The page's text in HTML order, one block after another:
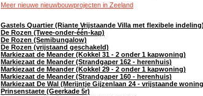
Meer nieuwe nieuwbouwprojecten in Zeeland
Gastels Quartier (Riante Vrijstaande Villa met flexibele indeling)
De Rozen (Twee-onder-één-kap)
De Rozen (Semibungalow)
De Rozen (vrijstaand geschakeld)
Markiezaat de Meander (Kokkel 31 - 2 onder 1 kapwoning)
Markiezaat de Meander (Strandgaper 162 - herenhuis)
Markiezaat de Meander (Kokkel 29 - 2 onder 1 kapwoning)
Markiezaat de Meander (Strandgaper 160 - herenhuis)
Markiezaat De Wal (Merijntje Gijzenlaan 24 - vrijstaande
Prinsenstaete (Geerkade 5r)